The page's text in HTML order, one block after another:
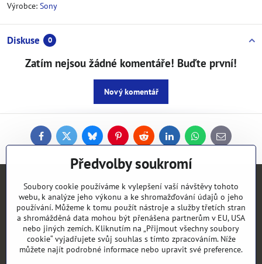
Výrobce: Sony
Diskuse 0
Zatím nejsou žádné komentáře! Buďte první!
Nový komentář
FacebookTwitterBlueskyPinterestReddit LinkedInWhatsApp
E-
mail
Kontakty
Objednávky
Vše k nákupu
Předvolby soukromí
Soubory cookie používáme k vylepšení vaší návštěvy tohoto
webu, k analýze jeho výkonu a ke shromažďování údajů o jeho
používání. Můžeme k tomu použít nástroje a služby třetích stran
a shromážděná data mohou být přenášena partnerům v EU, USA
nebo jiných zemích. Kliknutím na „Přijmout všechny soubory
cookie“ vyjadřujete svůj souhlas s tímto zpracováním. Níže
můžete najít podrobné informace nebo upravit své preference.